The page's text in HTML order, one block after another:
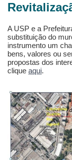
A USP e a
substituição do
instrumento um
bens, valores ou
propostas dos
clique aqui.